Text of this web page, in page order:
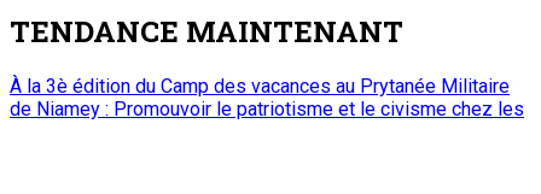
TENDANCE MAINTENANT
À la 3è édition du Camp des vacances au Prytanée Militaire
de Niamey : Promouvoir le patriotisme et le civisme chez les